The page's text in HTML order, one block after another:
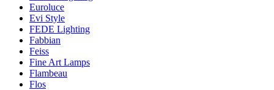
Euroluce
Evi Style
FEDE Lighting
Fabbian
Feiss
Fine Art Lamps
Flambeau
Flos